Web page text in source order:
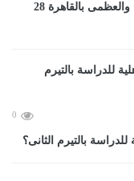
الطقس غدا.. مائل للحرارة نهارا وشبورة صباحا والعظمى بالقاهرة 28
0
للدراسة بالتيرم الثانى؟